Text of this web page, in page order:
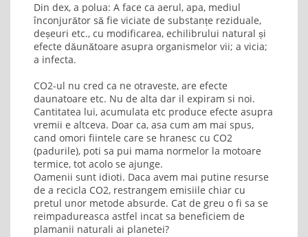
Din dex, a polua: A face ca aerul, apa, mediul
înconjurător să fie viciate de substanțe reziduale,
deșeuri etc., cu modificarea, echilibrului natural și
efecte dăunătoare asupra organismelor vii; a vicia;
a infecta.
CO2-ul nu cred ca ne otraveste, are efecte
daunatoare etc. Nu de alta dar il expiram si noi.
Cantitatea lui, acumulata etc produce efecte asupra
vremii e altceva. Doar ca, asa cum am mai spus,
cand omori fiintele care se hranesc cu CO2
(padurile), poti sa pui mama normelor la motoare
termice, tot acolo se ajunge.
Oamenii sunt idioti. Daca avem mai putine resurse
de a recicla CO2, restrangem emisiile chiar cu
pretul unor metode absurde. Cat de greu o fi sa se
reimpadureasca astfel incat sa beneficiem de
plamanii naturali ai planetei?